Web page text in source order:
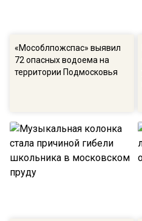
«Мособлпожспас» выявил
72 опасных водоема на
территории Подмосковья